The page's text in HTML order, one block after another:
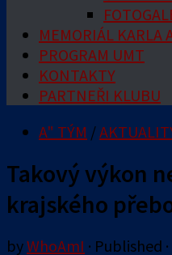
MEMORIÁL KARLA
PROGRAM UMT
KONTAKTY
PARTNEŘI KLUBU
A" TÝM /
Takový výkon
krajského
byWhoAmI · Published